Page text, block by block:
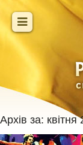
Архів за: квітня